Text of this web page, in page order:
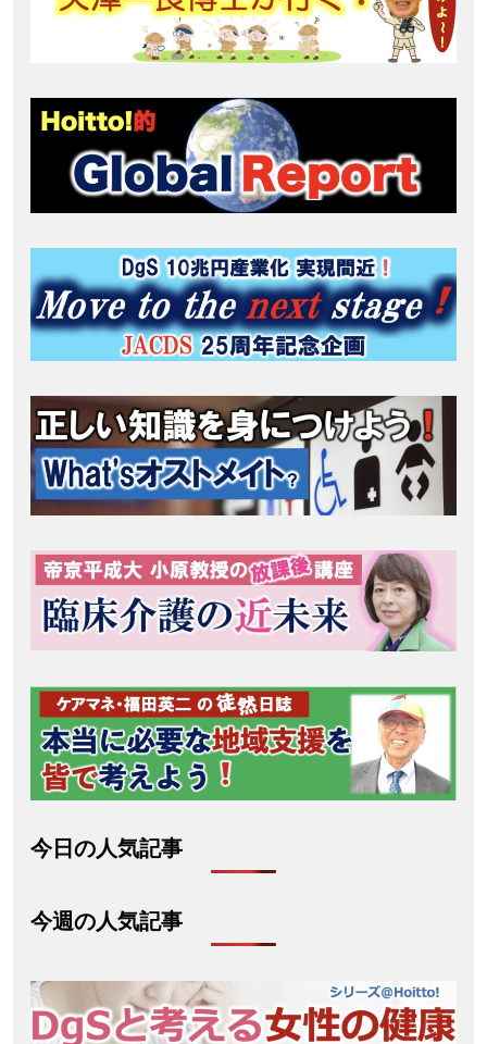
今日の人気記事
今週の人気記事